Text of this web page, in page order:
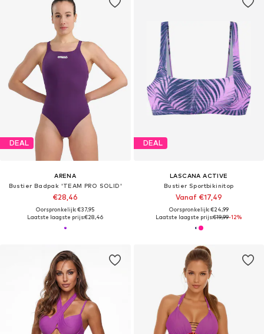
DEAL
ARENA
Bustier Badpak 'TEAM PRO SOLID'
€28,46
Oorspronkelijk: €37,95
Laatste laagste prijs:€28,46
DEAL
LASCANA ACTIVE
Bustier Sportbikinitop
Vanaf €17,49
Oorspronkelijk: €24,99
Laatste laagste prijs:€19,99-12%